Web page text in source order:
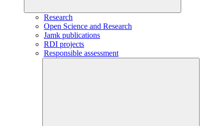
Research
Open Science and Research
Jamk publications
RDI projects
Responsible assessment